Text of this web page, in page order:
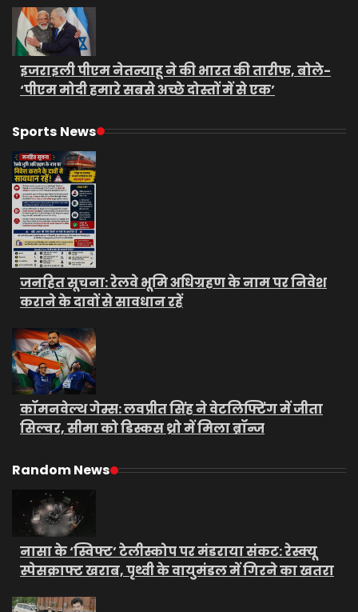
इजराइली पीएम नेतन्याहू ने की भारत की तारीफ, बोले-
‘पीएम मोदी हमारे सबसे अच्छे दोस्तों में से एक’
Sports News
जनहित सूचना: रेलवे भूमि अधिग्रहण के नाम पर निवेश
कराने के दावों से सावधान रहें
कॉमनवेल्थ गेम्स: लवप्रीत सिंह ने वेटलिफ्टिंग में जीता
सिल्वर, सीमा को डिस्कस थ्रो में मिला ब्रॉन्ज
Random News
नासा के ‘स्विफ्ट’ टेलीस्कोप पर मंडराया संकट: रेस्क्यू
स्पेसक्राफ्ट खराब, पृथ्वी के वायुमंडल में गिरने का खतरा